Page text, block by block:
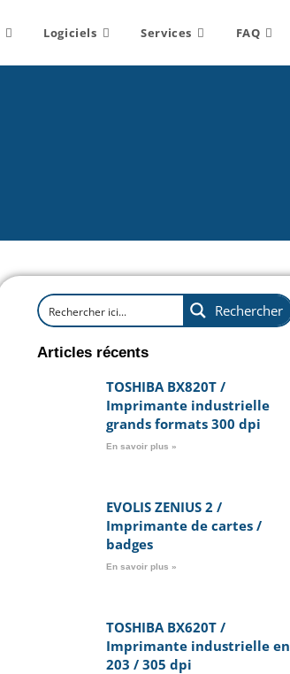
Logiciels Services FAQ
Rechercher
Articles récents
TOSHIBA BX820T /
Imprimante industrielle
grands formats 300 dpi
En savoir plus »
EVOLIS ZENIUS 2 /
Imprimante de cartes /
badges
En savoir plus »
TOSHIBA BX620T /
Imprimante industrielle en
203 / 305 dpi